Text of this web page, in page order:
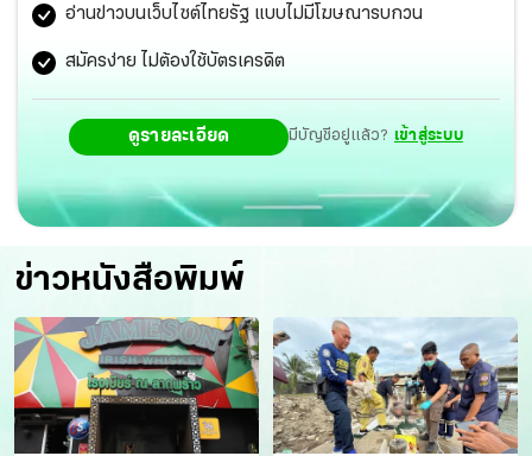
อ่านข่าวบนเว็บไซต์ไทยรัฐ แบบไม่มีโฆษณารบกวน
สมัครง่าย ไม่ต้องใช้บัตรเครดิต
ดูรายละเอียด มีบัญชีอยู่แล้ว? เข้าสู่ระบบ
ข่าวหนังสือพิมพ์